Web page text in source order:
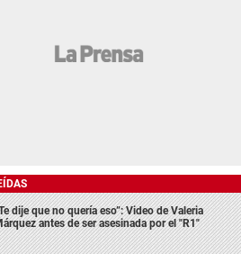
dije que no quería eso”: Video de Valeria
antes de ser asesinada por el "R1"